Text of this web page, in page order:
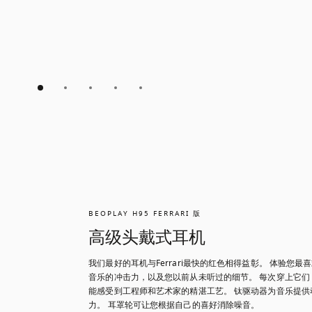
BEOPLAY H95 FERRARI 版
高级头戴式耳机
我们最好的耳机与Ferrari最快的红色相得益彰。 体验您最
音乐的冲击力，以及您以前从未听过的细节。 每次穿上它
能感受到工程师和艺术家的精湛工艺。 钛驱动器为音乐提供
力。 耳罩轮可让您根据自己的喜好消除噪音。